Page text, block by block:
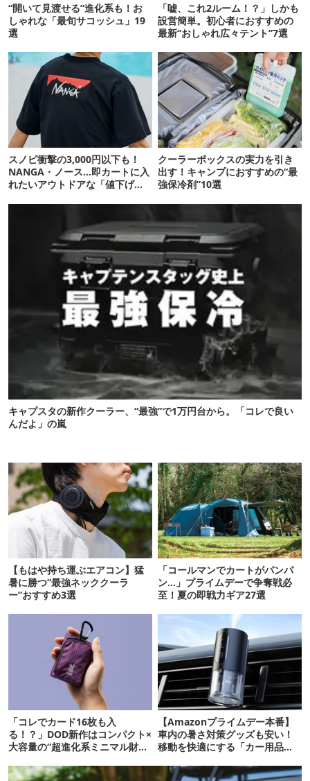
“開いて見渡せる”進化系も！お
しゃれな「最旬サコッシュ」19
選
「嘘、これ2ルーム！？」しかも
設営簡単。初心者におすすめの
最新“おしゃれ広々テント”7選
スノピ衝撃の3,000円以下も！
NANGA・ノース…即カートに入
れたいアウトドアな「値下げ夏
クーラーボックスの実力を引き
出す！キャンプにおすすめの“最
強保冷剤”10選
キャプスタの新作クーラー、“最強”で1万円台から。「コレで良い
んだよ」の嵐
【もはや持ち運ぶエアコン】猛
暑に勝つ“最強ネッククーラ
ー”おすすめ3選
「コールマンでカートがパンパ
ン…」プライムデーで争奪戦必
至！夏の即戦力ギア27選
「コレでカード16枚も入
る！？」DOD新作はコンパクト×
大容量の“超進化系ミニマル財
【Amazonプライムデー本番】
車内の暑さ対策グッズも安い！
移動を快適にする「カー用品」